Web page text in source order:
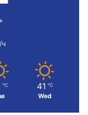
℃ 41 ℃
Wed